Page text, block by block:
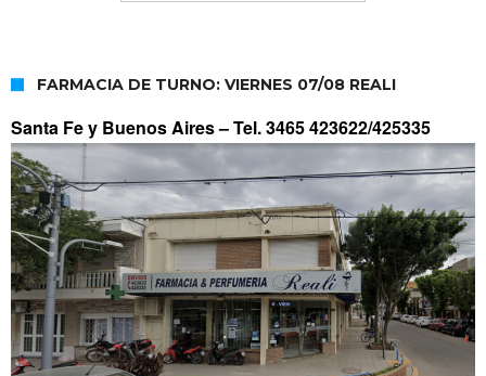
FARMACIA DE TURNO: VIERNES 07/08 REALI
Santa Fe y Buenos Aires –Tel. 3465 423622/425335